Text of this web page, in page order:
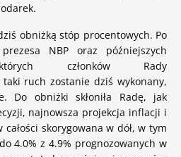
dziś obniżką stóp procentowych. Po
NBP oraz późniejszych
członków Rady
ruch zostanie dziś wykonany,
Do obniżki skłoniła Radę, jak
najnowsza projekcja inflacji i
całości skorygowana w dół, w tym
4.0% z 4.9% prognozowanych w